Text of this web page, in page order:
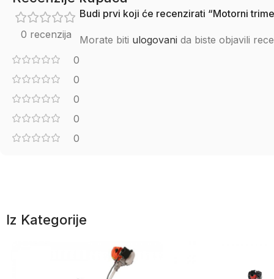
0 recenzija
0
0
0
0
0
Budi prvi koji će recenzirati “Motorni
Morate biti ulogovani da biste objavili
Iz Kategorije